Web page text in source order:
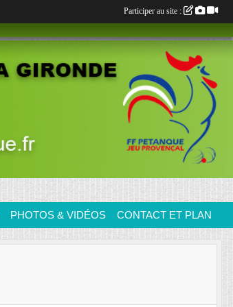
PHOTOS & VIDÉOS CONTACT ET PLAN
Participer au site :